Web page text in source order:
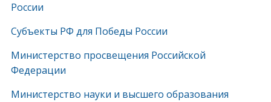
России
Субъекты РФ для Победы России
Министерство просвещения Российской
Федерации
Министерство науки и высшего образования